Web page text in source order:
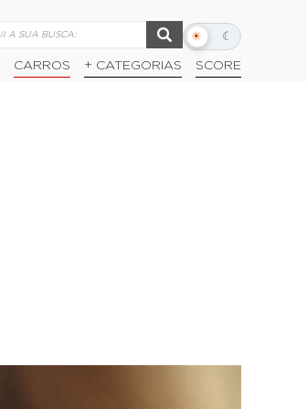
☀ ☾
Alternar
escuro
CARROS + CATEGORIAS SCORE